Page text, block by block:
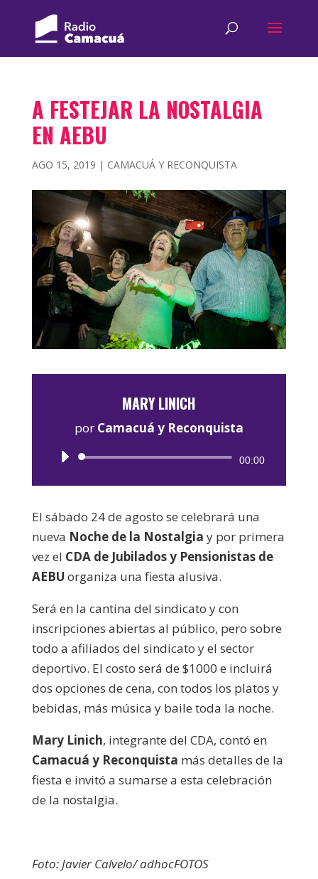
A FESTEJAR LA NOSTALGIA
EN AEBU
AGO 15, 2019 | CAMACUÁ Y RECONQUISTA
MARY LINICH
por Camacuá y Reconquista
Reproductor
00:00
El sábado 24 de agosto se celebrará una
nueva Noche de la Nostalgia y por primera
vez el CDA de Jubilados y Pensionistas de
AEBU organiza una fiesta alusiva.
Será en la cantina del sindicato y con
inscripciones abiertas al público, pero sobre
todo a afiliados del sindicato y el sector
deportivo. El costo será de $1000 e incluirá
dos opciones de cena, con todos los platos y
bebidas, más música y baile toda la noche.
Mary Linich, integrante del CDA, contó en
Camacuá y Reconquista más detalles de la
fiesta e invitó a sumarse a esta celebración
de la nostalgia.
Foto: Javier Calvelo/ adhocFOTOS